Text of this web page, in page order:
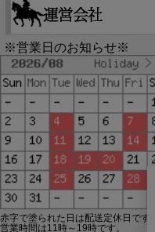
※営業日のお知らせ※
赤字で塗られた日は配送定休日です。
営業時間は11時～19時です。